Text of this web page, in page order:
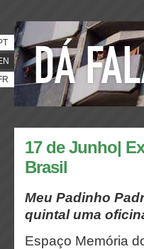
17 de Junho|
Brasil
Meu Padinho
quintal uma
Espaço Memória